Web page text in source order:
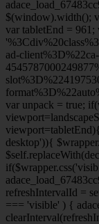
$(window).width();
var tabletEnd = 961;
ad-
var unpack = true;
viewport
viewport
desktop')){
refreshIntervalId =
=== 'visible' ) {